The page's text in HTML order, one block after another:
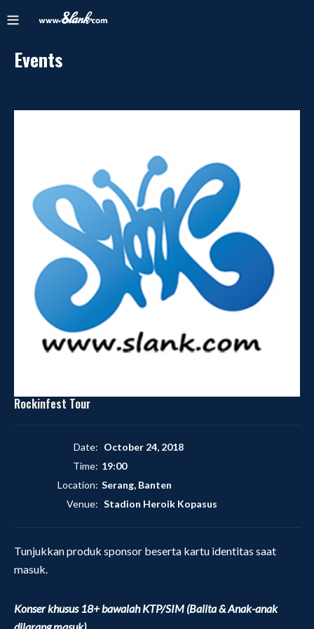
Events
Rockinfest Tour
Date: October 24, 2018
Time: 19:00
Location: Serang, Banten
Venue: Stadion Heroik Kopasus
Tunjukkan produk sponsor beserta kartu identitas saat
masuk.
Konser khusus 18+ bawalah KTP/SIM (Balita & Anak-anak